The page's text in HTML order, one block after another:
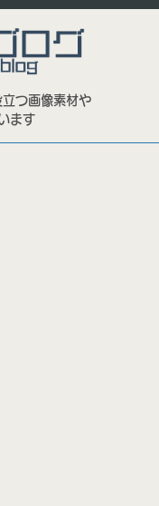
つ画像素材や
ます